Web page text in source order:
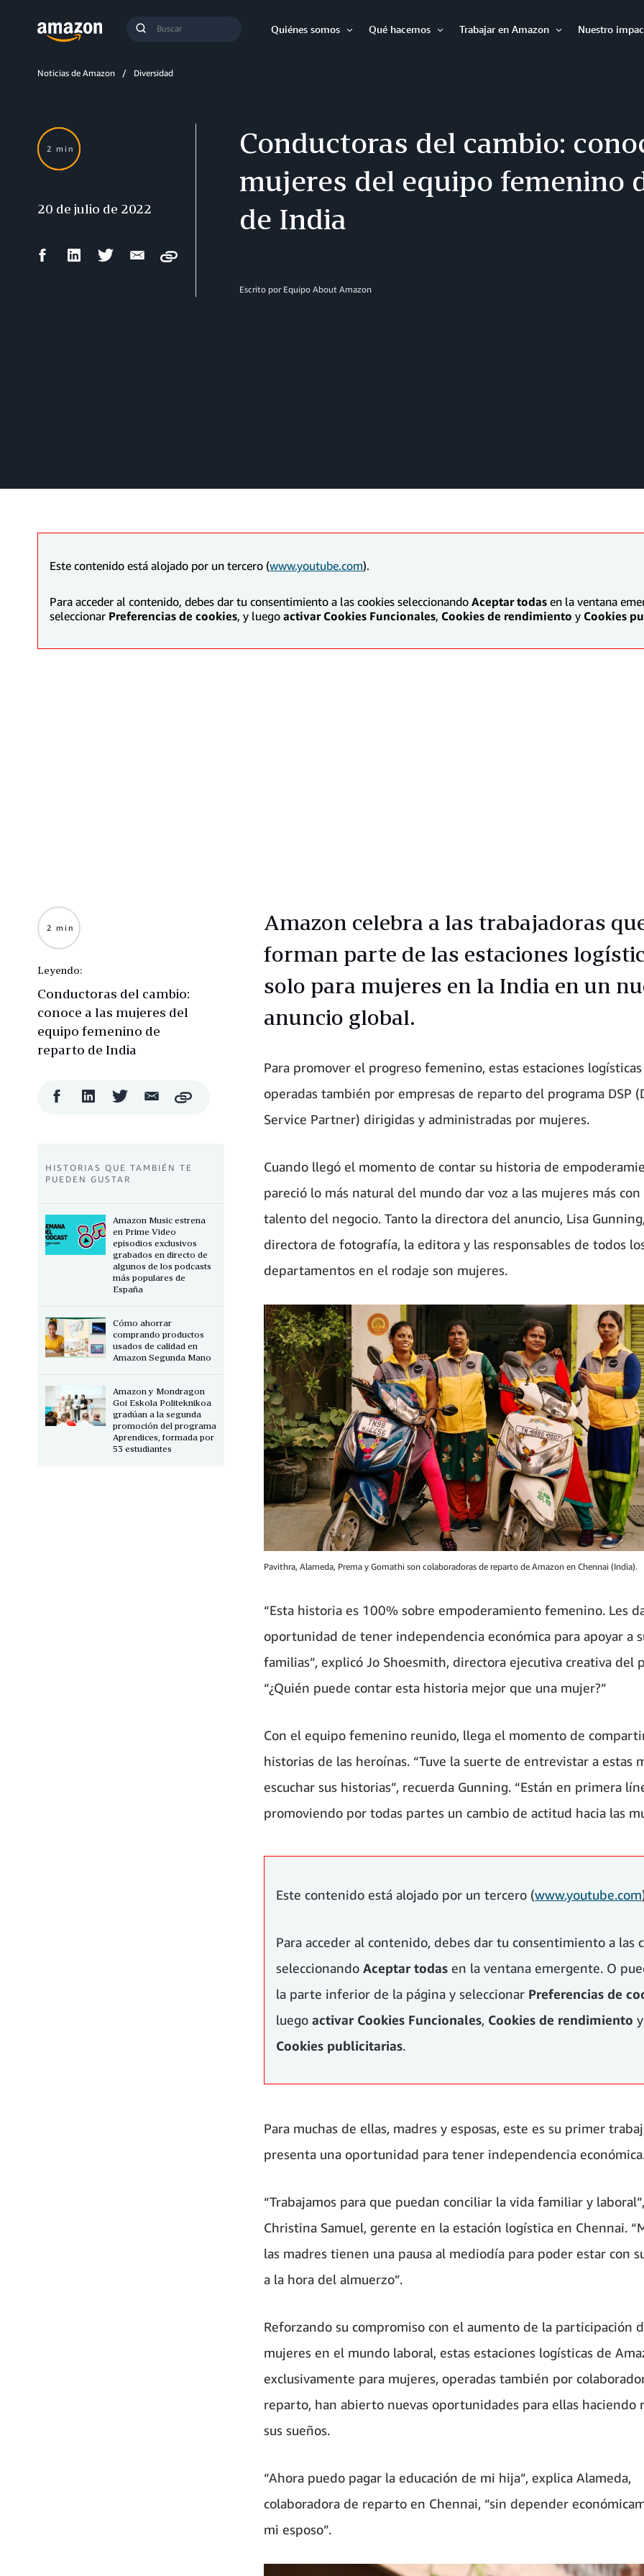
Enviar
Quiénes somos
Qué hacemos
Trabajar en Amazon
Nuestro
Noticias de Amazon Diversidad
Conductoras del cambio:
mujeres del equipo femenino
de India
Escrito por Equipo About Amazon
2 min
20 de julio de 2022
CompartirCompartirCompartirCompartir
electrónico
Copy
Este contenido está alojado por un tercero (www.youtube.com).
Para acceder al contenido, debes dar tu consentimiento a las cookies seleccionando Aceptar todas en la ventana
seleccionar Preferencias de cookies, y luego activar Cookies Funcionales, Cookies de rendimiento y Cookies
Amazon celebra a las trabajadoras
forman parte de las estaciones
solo para mujeres en la India en un
anuncio global.
Para promover el progreso femenino, estas estaciones
operadas también por empresas de reparto del programa DSP
Service Partner) dirigidas y administradas por mujeres.
Cuando llegó el momento de contar su historia de
pareció lo más natural del mundo dar voz a las mujeres más con
talento del negocio. Tanto la directora del anuncio, Lisa
directora de fotografía, la editora y las responsables de todos
departamentos en el rodaje son mujeres.
Pavithra, Alameda, Prema y Gomathi son colaboradoras de reparto de Amazon en Chennai (India).
“Esta historia es 100% sobre empoderamiento femenino. Les
oportunidad de tener independencia económica para apoyar a
familias”, explicó Jo Shoesmith, directora ejecutiva creativa del
“¿Quién puede contar esta historia mejor que una mujer?”
Con el equipo femenino reunido, llega el momento de
historias de las heroínas. “Tuve la suerte de entrevistar a estas
escuchar sus historias”, recuerda Gunning. “Están en primera
promoviendo por todas partes un cambio de actitud hacia las
Este contenido está alojado por un tercero (www.youtube.com
Para acceder al contenido, debes dar tu consentimiento a las
seleccionando Aceptar todas en la ventana emergente. O
la parte inferior de la página y seleccionar Preferencias de
luego activar Cookies Funcionales, Cookies de rendimiento y
Cookies publicitarias.
Para muchas de ellas, madres y esposas, este es su primer
presenta una oportunidad para tener independencia
“Trabajamos para que puedan conciliar la vida familiar y
Christina Samuel, gerente en la estación logística en Chennai.
las madres tienen una pausa al mediodía para poder estar con
a la hora del almuerzo”.
Reforzando su compromiso con el aumento de la participación
mujeres en el mundo laboral, estas estaciones logísticas de
exclusivamente para mujeres, operadas también por
reparto, han abierto nuevas oportunidades para ellas haciendo
sus sueños.
“Ahora puedo pagar la educación de mi hija”, explica Alameda,
colaboradora de reparto en Chennai, “sin depender
mi esposo”.
2 min
Leyendo:
Conductoras del cambio:
conoce a las mujeres del
equipo femenino de
reparto de India
CompartirCompartirCompartirCompartir
Copy
HISTORIAS QUE TAMBIÉN TE
PUEDEN GUSTAR
Amazon Music estrena
en Prime Video
episodios exclusivos
grabados en directo de
algunos de los podcasts
más populares de
España
Cómo ahorrar
comprando productos
usados de calidad en
Amazon Segunda Mano
Amazon y Mondragon
Goi Eskola Politeknikoa
gradúan a la segunda
promoción del programa
Aprendices, formada por
53 estudiantes